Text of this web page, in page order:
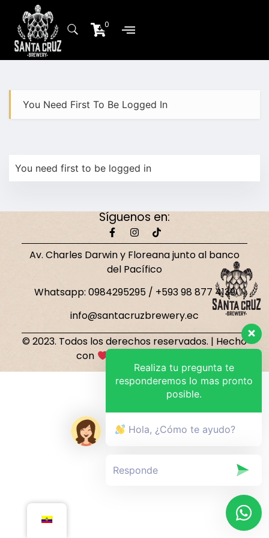
0
You Need First To Be Logged In
You need first to be logged in
Síguenos en:
Av. Charles Darwin y Floreana junto al banco
del Pacífico
Whatsapp: 0984295295 / +593 98 877 4139
info@santacruzbrewery.ec
© 2023. Todos los derechos reservados. | Hecho
con
Realiza tu pregunta te
responderemos lo mas pronto
posible.
Hola, ¿Cómo te ayudo?